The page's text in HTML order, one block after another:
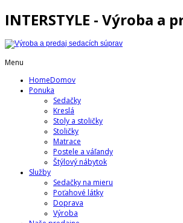
INTERSTYLE - Výroba a
Menu
HomeDomov
Ponuka
Sedačky
Kreslá
Stoly a stoličky
Stoličky
Matrace
Postele a váľandy
Štýlový nábytok
Služby
Sedačky na mieru
Poťahové látky
Doprava
Výroba